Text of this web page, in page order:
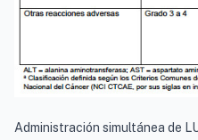
Administración simultánea de